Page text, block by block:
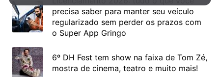
precisa saber para manter seu veículo
regularizado sem perder os prazos com
o Super App Gringo
6º DH Fest tem show na faixa de Tom Zé,
mostra de cinema, teatro e muito mais!